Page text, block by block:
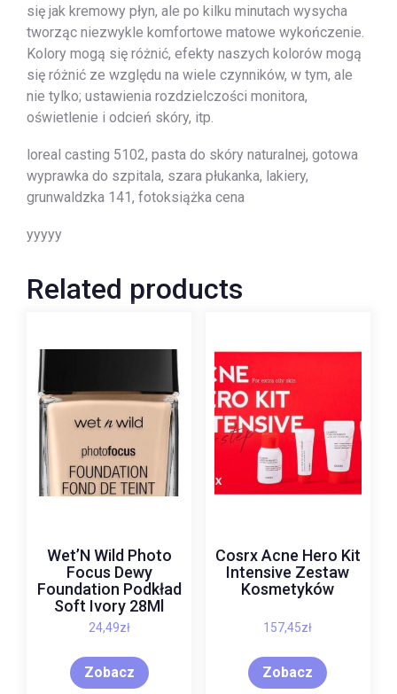
się jak kremowy płyn, ale po kilku minutach wysycha
tworząc niezwykle komfortowe matowe wykończenie.
Kolory mogą się różnić, efekty naszych kolorów mogą
się różnić ze względu na wiele czynników, w tym, ale
nie tylko; ustawienia rozdzielczości monitora,
oświetlenie i odcień skóry, itp.
loreal casting 5102, pasta do skóry naturalnej, gotowa
wyprawka do szpitala, szara płukanka, lakiery,
grunwaldzka 141, fotoksiążka cena
yyyyy
Related products
Wet’N Wild Photo
Focus Dewy
Foundation Podkład
Soft Ivory 28Ml
24,49zł
Zobacz
Cosrx Acne Hero Kit
Intensive Zestaw
Kosmetyków
157,45zł
Zobacz